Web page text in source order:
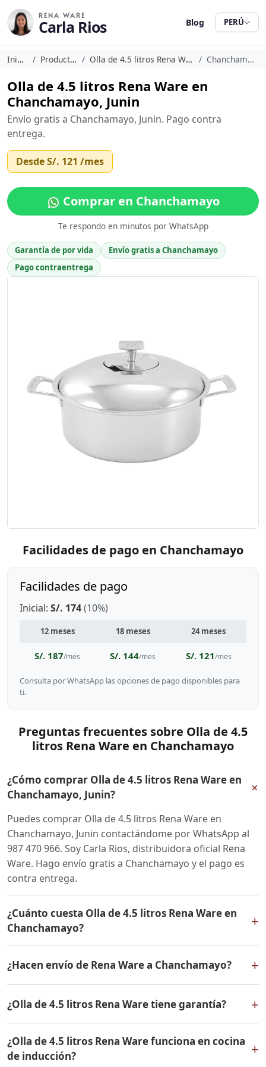
RENA WARE
Carla Rios Blog PERÚ
Inicio Productos Olla de 4.5 litros Rena Ware Chanchamayo
Olla de 4.5 litros Rena Ware en
Chanchamayo, Junin
Envío gratis a Chanchamayo, Junin. Pago contra
entrega.
DesdeS/. 121 /mes
Comprar en Chanchamayo
Te respondo en minutos por WhatsApp
Garantía de por vida
Envío gratis a Chanchamayo
Pago contraentrega
Facilidades de pago en Chanchamayo
Facilidades de pago
Inicial: S/. 174(10%)
12 meses 18 meses 24 meses
S/. 187/mes S/. 144/mes S/. 121/mes
Consulta por WhatsApp las opciones de pago disponibles para
ti.
Preguntas frecuentes sobre Olla de 4.5
litros Rena Ware en Chanchamayo
¿Cómo comprar Olla de 4.5 litros Rena Ware en
Chanchamayo, Junin?
+
Puedes comprar Olla de 4.5 litros Rena Ware en
Chanchamayo, Junin contactándome por WhatsApp al
987 470 966. Soy Carla Rios, distribuidora oficial Rena
Ware. Hago envío gratis a Chanchamayo y el pago es
contra entrega.
¿Cuánto cuesta Olla de 4.5 litros Rena Ware en
Chanchamayo?
+
todo el Perú. Contáctame por WhatsApp para conocer
el precio actual, promociones disponibles y facilidades
de pago en cuotas desde el 10% de inicial.
¿Hacen envío de Rena Ware a Chanchamayo? +
a Chanchamayo, Junin y a todo el Perú. El pago es
contra entrega.
¿Olla de 4.5 litros Rena Ware tiene garantía? +
vida contra defectos de fabricación. Todos los
productos Rena Ware están fabricados en acero
¿Olla de 4.5 litros Rena Ware funciona en cocina
de inducción?
+